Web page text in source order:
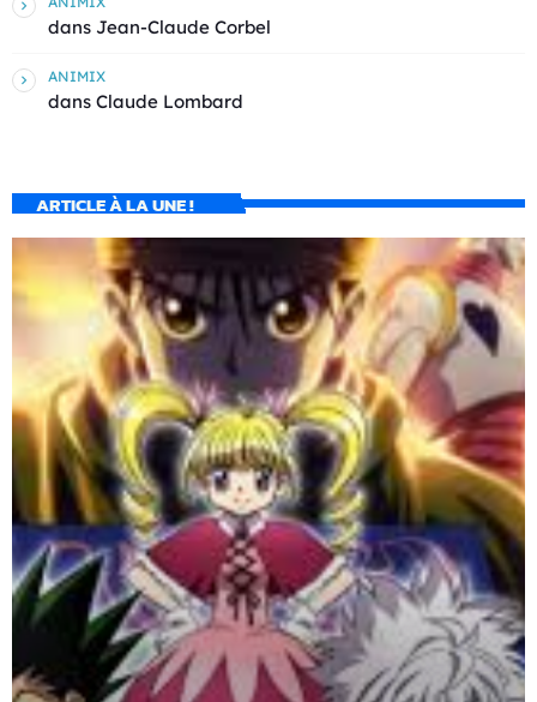
dans Jean-Claude Corbel
ANIMIX
dans Claude Lombard
ARTICLE À LA UNE !